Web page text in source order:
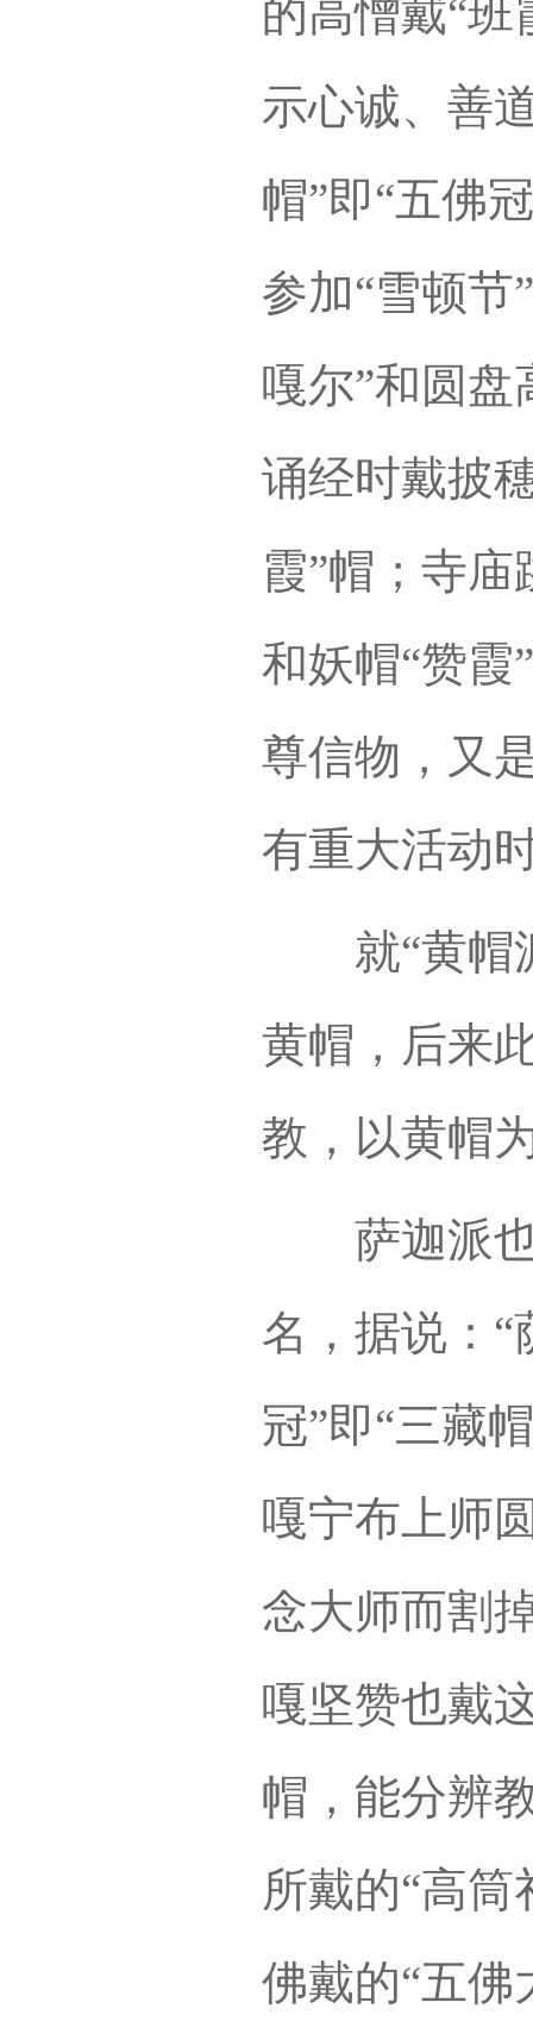
的高憎戴“
示心诚、善
帽”即“五佛
参加“雪顿节
嘎尔”和圆盘
诵经时戴披
霞”帽；寺庙
和妖帽“赞霞
尊信物，又
有重大活动
就“黄帽派
黄帽，后来
教，以黄帽
萨迦派也
名，据说：“
冠”即“三藏
嘎宁布上师
念大师而割
嘎坚赞也戴
帽，能分辨
所戴的“高
佛戴的“五佛